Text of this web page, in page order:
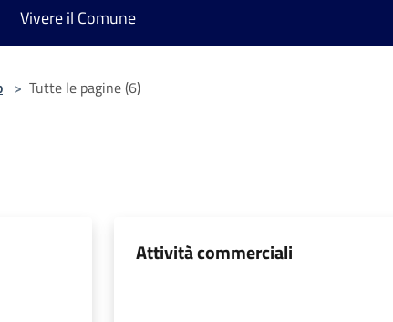
Vivere il Comune
> Tutte le pagine (6)
Attività commerciali